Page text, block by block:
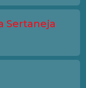
Sertaneja